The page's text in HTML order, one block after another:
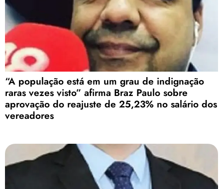
“A população está em um grau de indignação
raras vezes visto” afirma Braz Paulo sobre
aprovação do reajuste de 25,23% no salário dos
vereadores